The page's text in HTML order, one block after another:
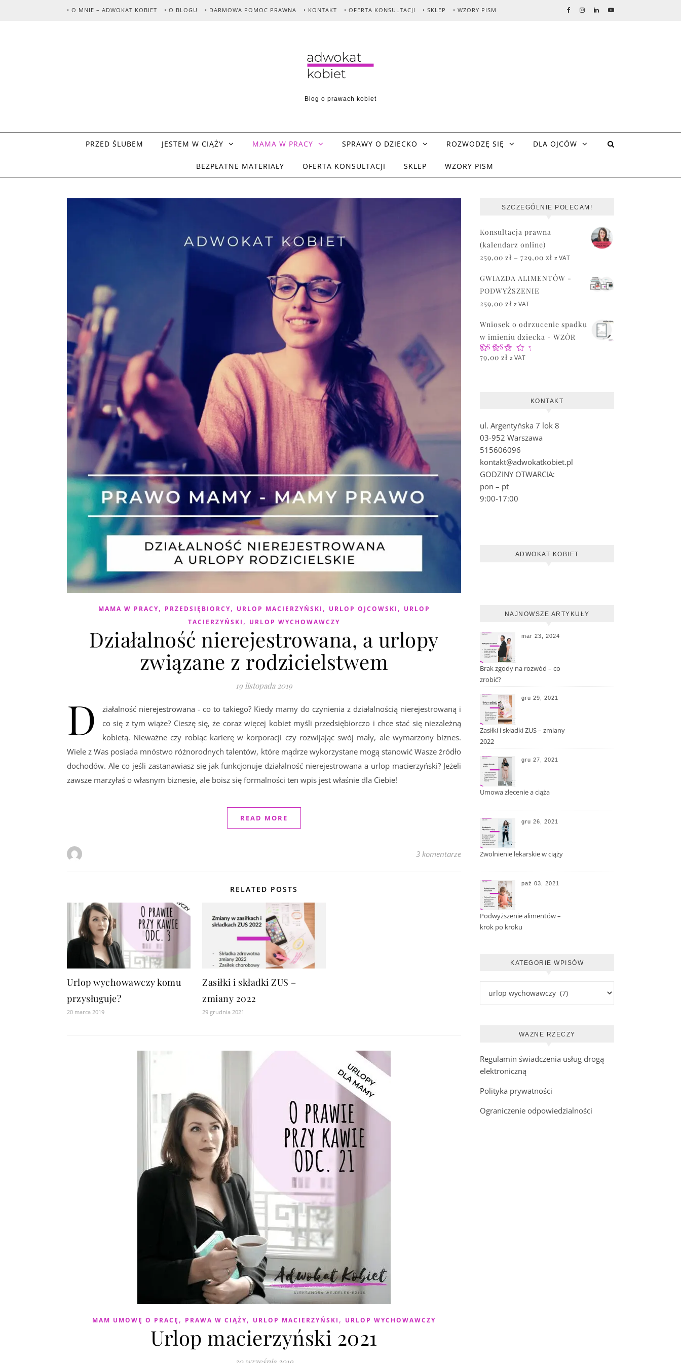
• O MNIE – ADWOKAT KOBIET • O BLOGU • DARMOWA POMOC PRAWNA • KONTAKT • OFERTA KONSULTACJI • SKLEP • WZORY PISM
Blog o prawach kobiet
PRZED ŚLUBEM JESTEM W CIĄŻY MAMA W PRACY SPRAWY O DZIECKO ROZWODZĘ SIĘ DLA OJCÓW
BEZPŁATNE MATERIAŁY OFERTA KONSULTACJI SKLEP WZORY PISM
MAMA W PRACY, PRZEDSIĘBIORCY, URLOP MACIERZYŃSKI , URLOP OJCOWSKI , URLOP
TACIERZYŃSKI , URLOP WYCHOWAWCZY
Działalność nierejestrowana, a urlopy
związane z rodzicielstwem
19 listopada 2019
D
ziałalność nierejestrowana - co to takiego? Kiedy mamy do czynienia z działalnością nierejestrowaną i
co się z tym wiąże? Cieszę się, że coraz więcej kobiet myśli przedsiębiorczo i chce stać się niezależną
kobietą. Nieważne czy robiąc karierę w korporacji czy rozwijając swój mały, ale wymarzony biznes.
Wiele z Was posiada mnóstwo różnorodnych talentów, które mądrze wykorzystane mogą stanowić Wasze źródło
dochodów. Ale co jeśli zastanawiasz się jak funkcjonuje działalność nierejestrowana a urlop macierzyński? Jeżeli
zawsze marzyłaś o własnym biznesie, ale boisz się formalności ten wpis jest właśnie dla Ciebie!
READ MORE
3 komentarze
RELATED POSTS
Urlop wychowawczy komu
przysługuje?
20 marca 2019
Zasiłki i składki ZUS –
zmiany 2022
29 grudnia 2021
MAM UMOWĘ O PRACĘ , PRAWA W CIĄŻY, URLOP MACIERZYŃSKI , URLOP WYCHOWAWCZY
Urlop macierzyński 2021
SZCZEGÓLNIE POLECAM!
Konsultacja prawna
(kalendarz online)
259,00 zł – 729,00 zł Zakres cen: od 259,00 zł do 729,00
z VAT
GWIAZDA ALIMENTÓW -
PODWYŻSZENIE
259,00 zł z VAT
Wniosek o odrzucenie spadku
w imieniu dziecka - WZÓR
Oceniono
5.00
79,00 zł z VAT
KONTAKT
ul. Argentyńska 7 lok 8
03-952 Warszawa
515606096
kontakt@adwokatkobiet.pl
GODZINY OTWARCIA:
pon – pt
9:00-17:00
ADWOKAT KOBIET
NAJNOWSZE ARTYKUŁY
mar 23, 2024
Brak zgody na rozwód – co
zrobić?
gru 29, 2021
Zasiłki i składki ZUS – zmiany
2022
gru 27, 2021
Umowa zlecenie a ciąża
gru 26, 2021
Zwolnienie lekarskie w ciąży
paź 03, 2021
Podwyższenie alimentów –
krok po kroku
KATEGORIE WPISÓW
WAŻNE RZECZY
Regulamin świadczenia usług drogą
elektroniczną
Polityka prywatności
Ograniczenie odpowiedzialności